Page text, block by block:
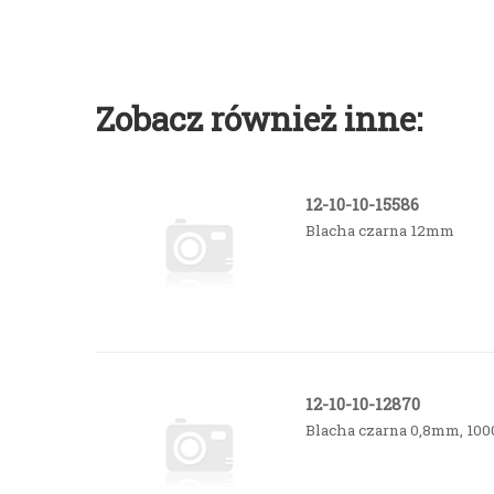
Zobacz również inne:
12-10-10-15586
Blacha czarna 12mm
12-10-10-12870
Blacha czarna 0,8mm,